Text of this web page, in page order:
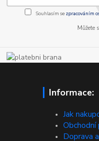
Souhlasím se zpracováním
Můžete
Informace:
Jak
Obchodní
Doprava